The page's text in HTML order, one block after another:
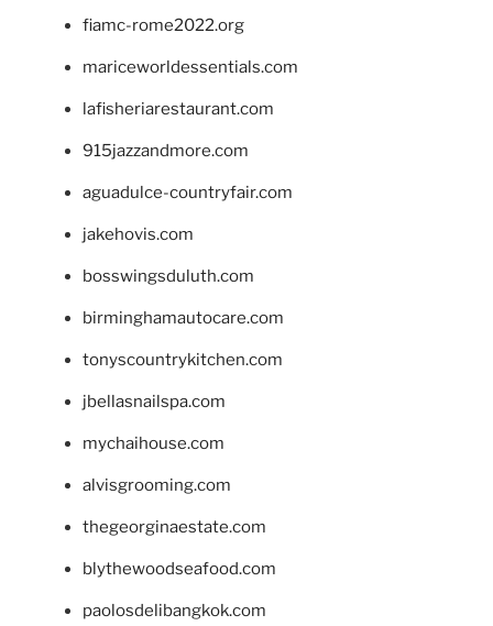
fiamc-rome2022.org
mariceworldessentials.com
lafisheriarestaurant.com
915jazzandmore.com
aguadulce-countryfair.com
jakehovis.com
bosswingsduluth.com
birminghamautocare.com
tonyscountrykitchen.com
jbellasnailspa.com
mychaihouse.com
alvisgrooming.com
thegeorginaestate.com
blythewoodseafood.com
paolosdelibangkok.com